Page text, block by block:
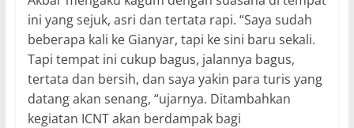
ini yang sejuk, asri dan tertata rapi. “Saya sudah
beberapa kali ke Gianyar, tapi ke sini baru sekali.
Tapi tempat ini cukup bagus, jalannya bagus,
tertata dan bersih, dan saya yakin para turis yang
datang akan senang, “ujarnya. Ditambahkan
kegiatan ICNT akan berdampak bagi